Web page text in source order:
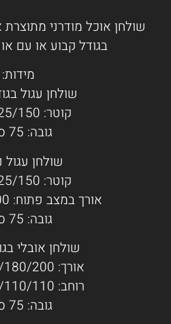
שולחן אוכל מודרני מתוצרת
בגודל קבוע או עם
מידות:
שולחן עגול
קוטר: 125/150 ס”מ
גובה: 75 ס”מ
שולחן
קוטר: 125/150 ס”מ
אורך במצב פתוח: 175/200 ס”מ
גובה: 75 ס”מ
שולחן אובלי
אורך: 150/180/200 ס”מ
רוחב: 100/110/110 ס”מ
גובה: 75 ס”מ